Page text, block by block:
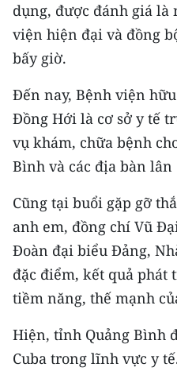
ENGLISH
中文
FRANÇAIS
РУССКИЙ
한국어
dụng, được đánh giá
viện hiện đại và đồng
bấy giờ.
Đến nay, Bệnh viện
Đồng Hới là cơ sở y tế
vụ khám, chữa bệnh
Bình và các địa bàn lân
Cũng tại buổi gặp gỡ
anh em, đồng chí Vũ
Đoàn đại biểu Đảng,
đặc điểm, kết quả
tiềm năng, thế mạnh
Hiện, tỉnh Quảng Bình
Cuba trong lĩnh vực y